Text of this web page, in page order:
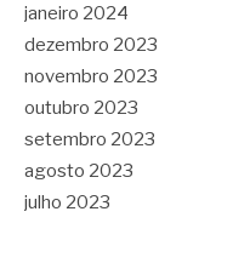
janeiro 2024
dezembro 2023
novembro 2023
outubro 2023
setembro 2023
agosto 2023
julho 2023